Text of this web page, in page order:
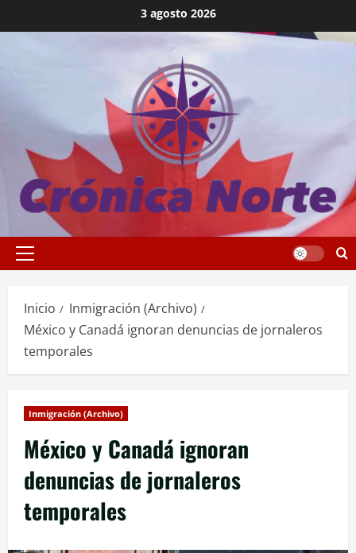
al
3 agosto 2026
Menú
Inicio
Inmigración (Archivo)
México y Canadá ignoran denuncias de jornaleros
temporales
Inmigración (Archivo)
México y Canadá ignoran
denuncias de jornaleros
temporales